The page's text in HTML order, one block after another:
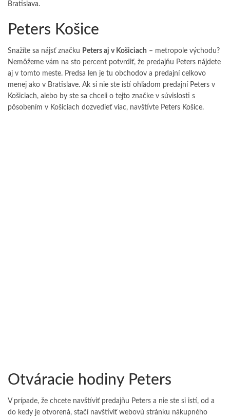
Bratislava.
Peters Košice
Snažíte sa nájsť značku Peters aj v Košiciach – metropole východu?
Nemôžeme vám na sto percent potvrdiť, že predajňu Peters nájdete
aj v tomto meste. Predsa len je tu obchodov a predajní celkovo
menej ako v Bratislave. Ak si nie ste istí ohľadom predajní Peters v
Košiciach, alebo by ste sa chceli o tejto značke v súvislosti s
pôsobením v Košiciach dozvedieť viac, navštívte Peters Košice.
Otváracie hodiny Peters
V prípade, že chcete navštíviť predajňu Peters a nie ste si istí, od a
do kedy je otvorená, stačí navštíviť webovú stránku nákupného